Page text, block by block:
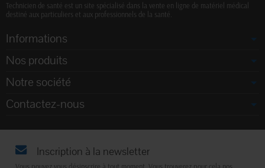
Technicien de santé est un site spécialisé dans la vente en ligne de matériel médical
destiné aux particuliers et aux professionnels de la santé.
Informations
Nos produits
Notre société
Contactez-nous
Inscription à la newsletter
Vous pouvez vous désinscrire à tout moment. Vous trouverez pour cela nos